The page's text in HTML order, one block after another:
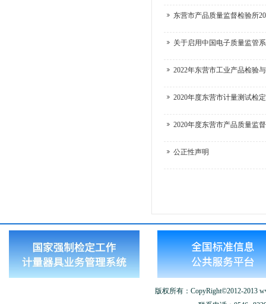
东营市产品质量监督检验所
关于启用中国电子质量监管
2022年东营市工业产品检验
2020年度东营市计量测试检
2020年度东营市产品质量监
公正性声明
版权所有：CopyRight©2012-2013